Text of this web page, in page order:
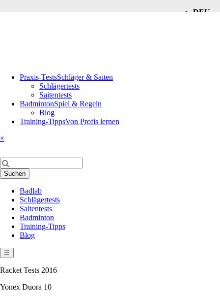
DEU
überspringen
Praxis-TestsSchläger & Saiten
Schlägertests
Saitentests
BadmintonSpiel & Regeln
Blog
Training-TippsVon Profis lernen
×
Suchbegriffe
Suchen
überspringen
Badlab
Schlägertests
Saitentests
Badminton
Training-Tipps
Blog
☰
Racket Tests 2016
Yonex Duora 10